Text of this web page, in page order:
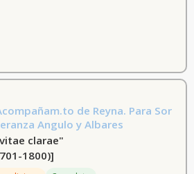
1756-1791 (35)
1810-1876 (33)
1893 (trad.) (33)
1896] (31)
(30)
de Reyna. Para Sor
Angulo y Albares
clarae"
1800)]